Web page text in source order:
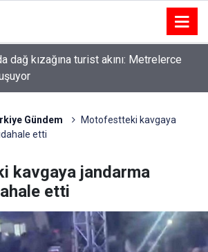
bisiklet ile otomobil çarpıştı
Gündem
Motofestteki kavgaya
etti
kavgaya jandarma
etti